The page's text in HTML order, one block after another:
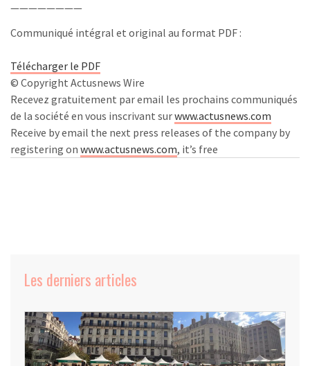
————————
Communiqué intégral et original au format PDF :
Télécharger le PDF
© Copyright Actusnews Wire
Recevez gratuitement par email les prochains communiqués
de la société en vous inscrivant surwww.actusnews.com
Receive by email the next press releases of the company by
registering on www.actusnews.com, it’s free
Les derniers articles